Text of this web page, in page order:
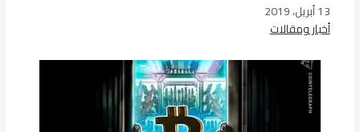
التاريخ
13 أبريل، 2019
في ما يتعلق بما يأتي
أخبار ومقالات